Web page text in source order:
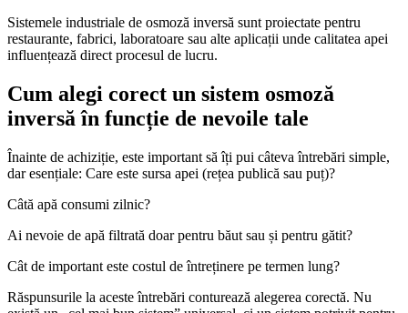
Sistemele industriale de osmoză inversă sunt proiectate pentru
restaurante, fabrici, laboratoare sau alte aplicații unde calitatea apei
influențează direct procesul de lucru.
Cum alegi corect un sistem osmoză
inversă în funcție de nevoile tale
Înainte de achiziție, este important să îți pui câteva întrebări simple,
dar esențiale: Care este sursa apei (rețea publică sau puț)?
Câtă apă consumi zilnic?
Ai nevoie de apă filtrată doar pentru băut sau și pentru gătit?
Cât de important este costul de întreținere pe termen lung?
Răspunsurile la aceste întrebări conturează alegerea corectă. Nu